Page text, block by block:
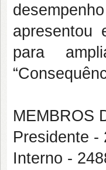
apresentou
para
MEMBROS
Presidente -
Interno -